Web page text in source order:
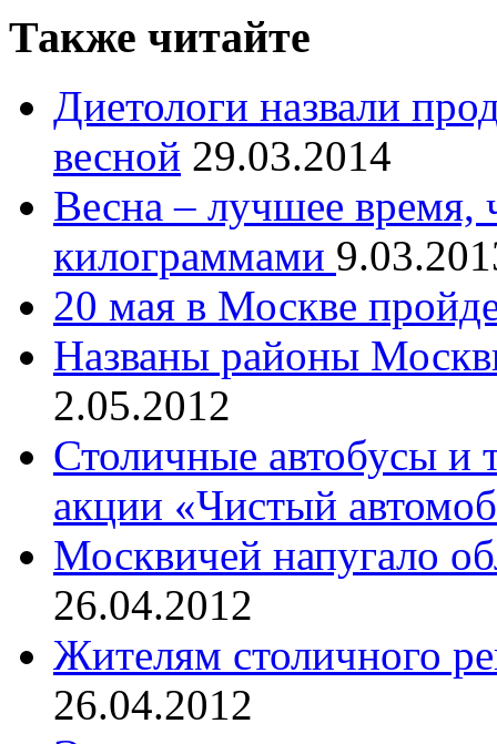
Также читайте
Диетологи назвали
весной 29.03.2014
Весна – лучшее время,
килограммами
20 мая в Москве
Названы районы
2.05.2012
Столичные автобусы и
акции «Чистый
Москвичей напугало
26.04.2012
Жителям столичного
26.04.2012